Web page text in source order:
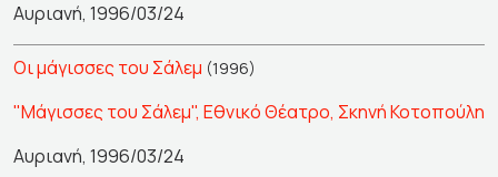
Αυριανή, 1996/03/24
Οι μάγισσες του Σάλεμ (1996)
"Μάγισσες του Σάλεμ", Εθνικό Θέατρο, Σκηνή Κοτοπούλη
Αυριανή, 1996/03/24